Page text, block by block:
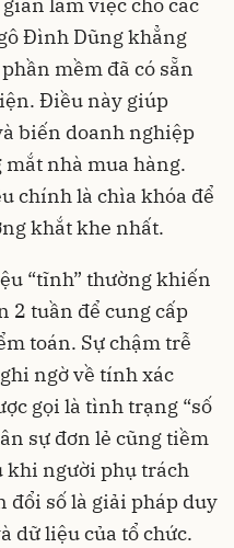
Đình Dũng khẳng
mềm đã có sẵn
Điều này giúp
biến doanh nghiệp
nhà mua hàng.
chính là chìa khóa để
khắt khe nhất.
“tĩnh” thường khiến
2 tuần để cung cấp
toán. Sự chậm trễ
ngờ về tính xác
gọi là tình trạng “số
sự đơn lẻ cũng tiềm
khi người phụ trách
đổi số là giải pháp duy
dữ liệu của tổ chức.